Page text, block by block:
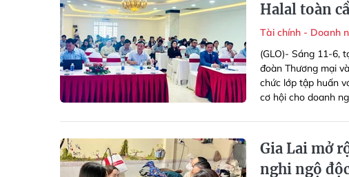
Halal toàn
Tài chính - Doanh
(GLO)- Sáng 11-6,
đoàn Thương mại
chức lớp tập huấn
cơ hội cho doanh
Gia Lai mở
nghi ngộ